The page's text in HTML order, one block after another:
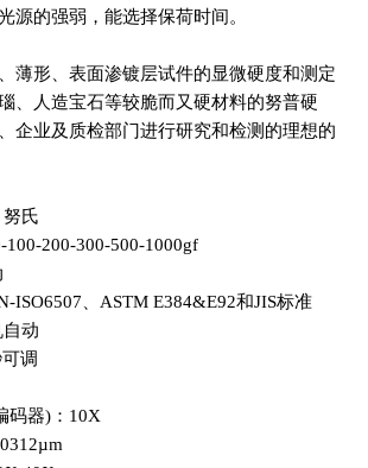
源的强弱，能选择保荷时间。
薄形、表面渗镀层试件的显微硬度和测定
、人造宝石等较脆而又硬材料的努普硬
企业及质检部门进行研究和检测的理想的
氏
200-300-500-1000gf
ISO6507、ASTM E384&E92和JIS标准
动
调
码器)：10X